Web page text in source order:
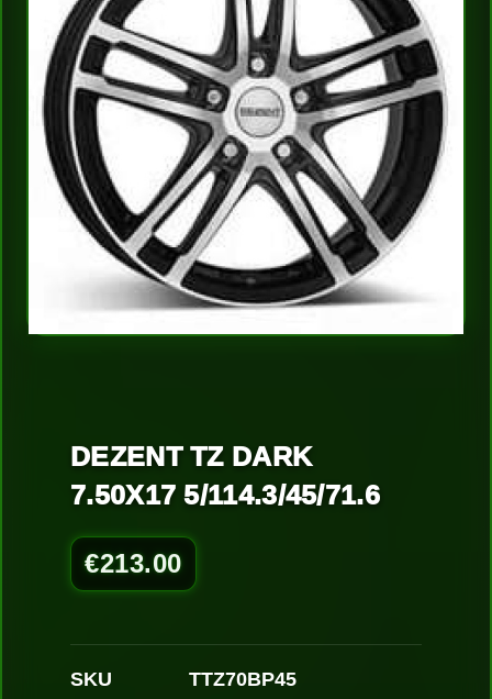
DEZENT TZ DARK
7.50X17 5/114.3/45/71.6
€213.00
SKU
TTZ70BP45